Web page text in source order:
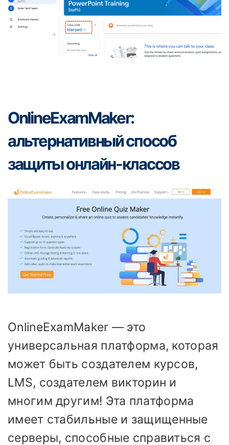
OnlineExamMaker:
альтернативный способ
защиты онлайн-классов
OnlineExamMaker — это
универсальная платформа, которая
может быть создателем курсов,
LMS, создателем викторин и
многим другим! Эта платформа
имеет стабильные и защищенные
серверы, способные справиться с